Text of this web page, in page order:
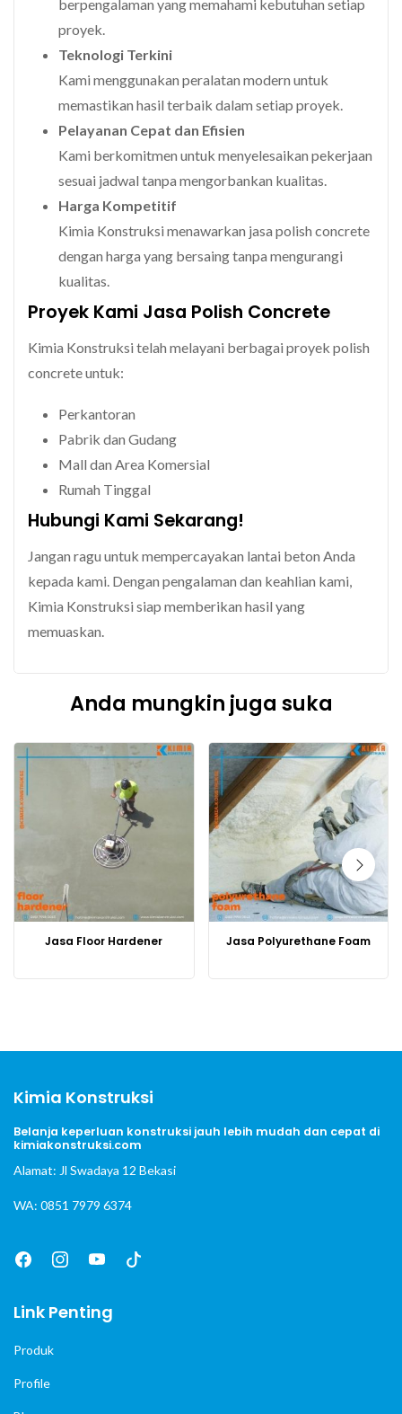
berpengalaman yang memahami kebutuhan setiap
proyek.
Teknologi Terkini
Kami menggunakan peralatan modern untuk
memastikan hasil terbaik dalam setiap proyek.
Pelayanan Cepat dan Efisien
Kami berkomitmen untuk menyelesaikan pekerjaan
sesuai jadwal tanpa mengorbankan kualitas.
Harga Kompetitif
Kimia Konstruksi menawarkan jasa polish concrete
dengan harga yang bersaing tanpa mengurangi
kualitas.
Proyek Kami Jasa Polish Concrete
Kimia Konstruksi telah melayani berbagai proyek polish
concrete untuk:
Perkantoran
Pabrik dan Gudang
Mall dan Area Komersial
Rumah Tinggal
Hubungi Kami Sekarang!
Jangan ragu untuk mempercayakan lantai beton Anda
kepada kami. Dengan pengalaman dan keahlian kami,
Kimia Konstruksi siap memberikan hasil yang
memuaskan.
Anda mungkin juga suka
Jasa Floor Hardener Jasa Polyurethane Foam
Kimia Konstruksi
Belanja keperluan konstruksi jauh lebih mudah dan cepat di
kimiakonstruksi.com
Alamat: Jl Swadaya 12 Bekasi
WA: 0851 7979 6374
Link Penting
Produk
Profile